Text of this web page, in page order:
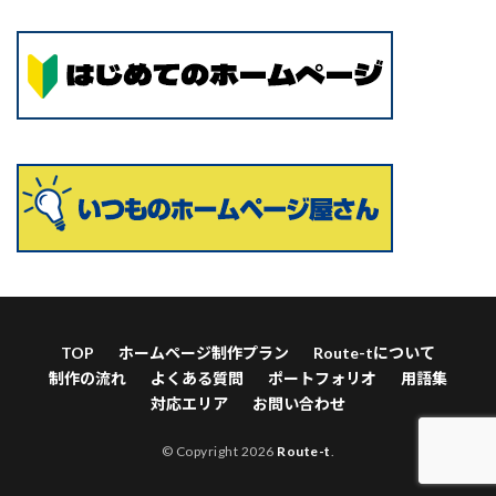
TOP ホームページ制作プラン
Route-tについて
制作の流れ
よくある質問 ポートフォリオ
用語集
対応エリア
お問い合わせ
© Copyright 2026 Route-t